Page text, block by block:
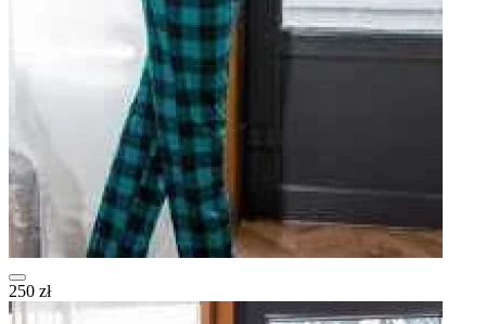
250 zł